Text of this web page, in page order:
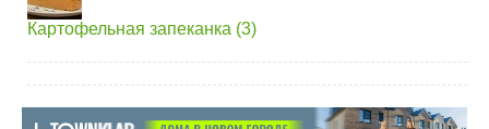
Картофельная запеканка (3)